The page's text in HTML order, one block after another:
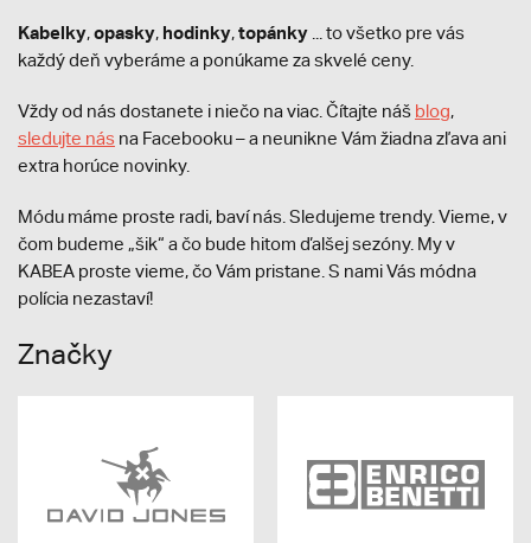
Kabelky,opasky, hodinky,topánky ... to všetko pre vás
každý deň vyberáme a ponúkame za skvelé ceny.
Vždy od nás dostanete i niečo na viac. Čítajte náš blog,
sledujte nás na Facebooku – a neunikne Vám žiadna zľava ani
extra horúce novinky.
Módu máme proste radi, baví nás. Sledujeme trendy. Vieme, v
čom budeme „šik“ a čo bude hitom ďalšej sezóny. My v
KABEA proste vieme, čo Vám pristane. S nami Vás módna
polícia nezastaví!
Značky